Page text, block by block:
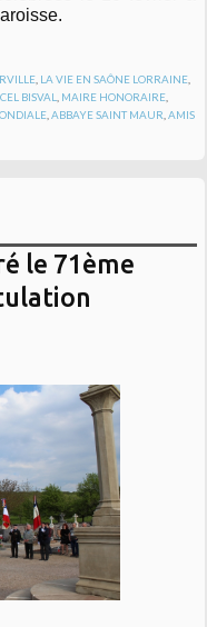
, LA VIE EN SAÔNE LORRAINE,
BISVAL MAIRE HONORAIRE
,ABBAYE SAINT MAUR ,AMIS
le 71ème